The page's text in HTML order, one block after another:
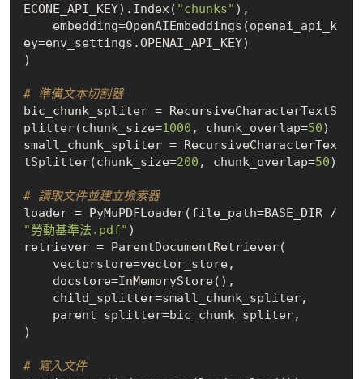
ECONE_API_KEY).Index( "chunks" ),
ey=env_settings.OPENAI_API_KEY)
)
# 準備文本切割器
bic_chunk_spliter = RecursiveCharacterTextS
plitter(chunk_size=1000 , chunk_overlap=50)
small_chunk_spliter = RecursiveCharacterTex
tSplitter(chunk_size=200 , chunk_overlap=50)
# 讀取文件並建立檢索器
"勞動基準法.pdf" )
retriever = ParentDocumentRetriever(
)
# 寫入文件